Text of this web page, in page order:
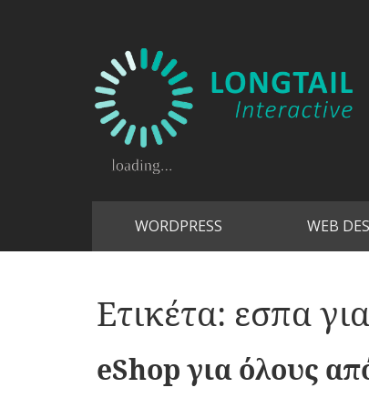
WORDPRESS WEB
Ετικέτα: εσπα
eShop για όλους